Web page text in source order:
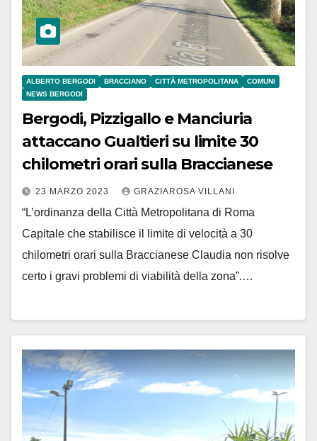
ALBERTO BERGODI BRACCIANO CITTÀ METROPOLITANA
COMUNI
NEWS BERGODI
Bergodi, Pizzigallo e Manciuria
attaccano Gualtieri su limite 30
chilometri orari sulla Braccianese
23 MARZO 2023 GRAZIAROSA VILLANI
“L’ordinanza della Città Metropolitana di Roma
Capitale che stabilisce il limite di velocità a 30
chilometri orari sulla Braccianese Claudia non risolve
certo i gravi problemi di viabilità della zona”.…